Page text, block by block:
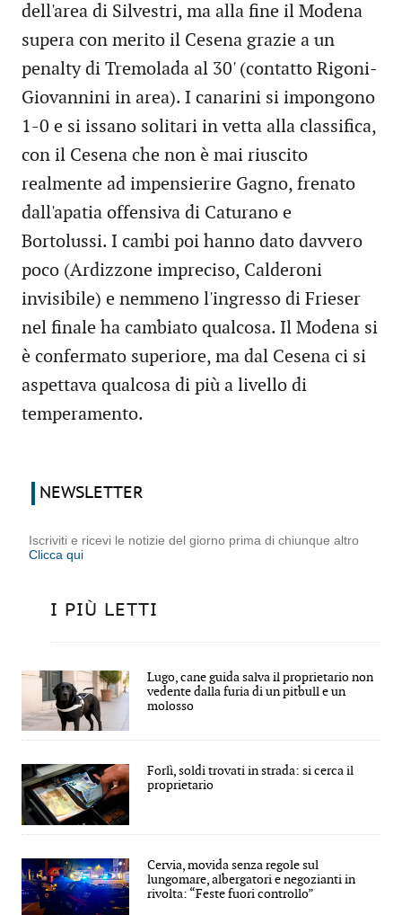
dell'area di Silvestri, ma alla fine il Modena
supera con merito il Cesena grazie a un
penalty di Tremolada al 30' (contatto Rigoni-
Giovannini in area). I canarini si impongono
1-0 e si issano solitari in vetta alla classifica,
con il Cesena che non è mai riuscito
realmente ad impensierire Gagno, frenato
dall'apatia offensiva di Caturano e
Bortolussi. I cambi poi hanno dato davvero
poco (Ardizzone impreciso, Calderoni
invisibile) e nemmeno l'ingresso di Frieser
nel finale ha cambiato qualcosa. Il Modena si
è confermato superiore, ma dal Cesena ci si
aspettava qualcosa di più a livello di
temperamento.
NEWSLETTER
Iscriviti e ricevi le notizie del giorno prima di chiunque altro
Clicca qui
I PIÙ LETTI
Lugo, cane guida salva il proprietario non
vedente dalla furia di un pitbull e un
molosso
Forlì, soldi trovati in strada: si cerca il
proprietario
Cervia, movida senza regole sul
lungomare, albergatori e negozianti in
rivolta: “Feste fuori controllo”